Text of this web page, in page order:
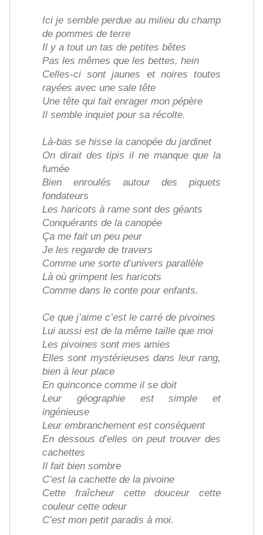
Ici je semble perdue au milieu du champ
de pommes de terre
Il y a tout un tas de petites bêtes
Pas les mêmes que les bettes, hein
Celles-ci sont jaunes et noires toutes
rayées avec une sale tête
Une tête qui fait enrager mon pépère
Il semble inquiet pour sa récolte.
Là-bas se hisse la canopée du jardinet
On dirait des tipis il ne manque que la
fumée
Bien enroulés autour des piquets
fondateurs
Les haricots à rame sont des géants
Conquérants de la canopée
Ça me fait un peu peur
Je les regarde de travers
Comme une sorte d’univers parallèle
Là où grimpent les haricots
Comme dans le conte pour enfants.
Ce que j’aime c’est le carré de pivoines
Lui aussi est de la même taille que moi
Les pivoines sont mes amies
Elles sont mystérieuses dans leur rang,
bien à leur place
En quinconce comme il se doit
Leur géographie est simple et
ingénieuse
Leur embranchement est conséquent
En dessous d’elles on peut trouver des
cachettes
Il fait bien sombre
C’est la cachette de la pivoine
Cette fraîcheur cette douceur cette
couleur cette odeur
C’est mon petit paradis à moi.